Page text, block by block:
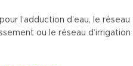
l’adduction d’eau, le réseau
ou le réseau d’irrigation